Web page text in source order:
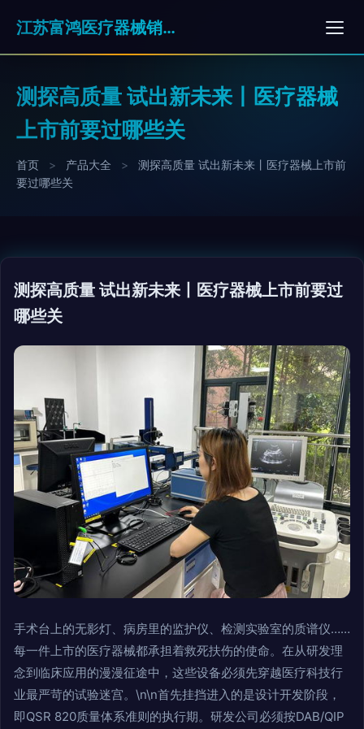
江苏富鸿医疗器械销售有限公司
测探高质量 试出新未来丨医疗器械
上市前要过哪些关
首页 > 产品大全 >
测探高质量 试出新未来丨医疗器械上市前
要过哪些关
测探高质量 试出新未来丨医疗器械上市前要过
哪些关
手术台上的无影灯、病房里的监护仪、检测实验室的质谱仪……
每一件上市的医疗器械都承担着救死扶伤的使命。在从研发理
念到临床应用的漫漫征途中，这些设备必须先穿越医疗科技行
业最严苛的试验迷宫。\n\n首先挂挡进入的是设计开发阶段，
即QSR 820质量体系准则的执行期。研发公司必须按DAB/QIP